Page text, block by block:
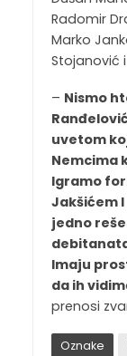
Radomir
Marko
Stojanović
– Nismo
uvetom
Nemcima
Igramo
Jakšićem
jedno
Imaju
da ih vidim
prenosi
Oznake